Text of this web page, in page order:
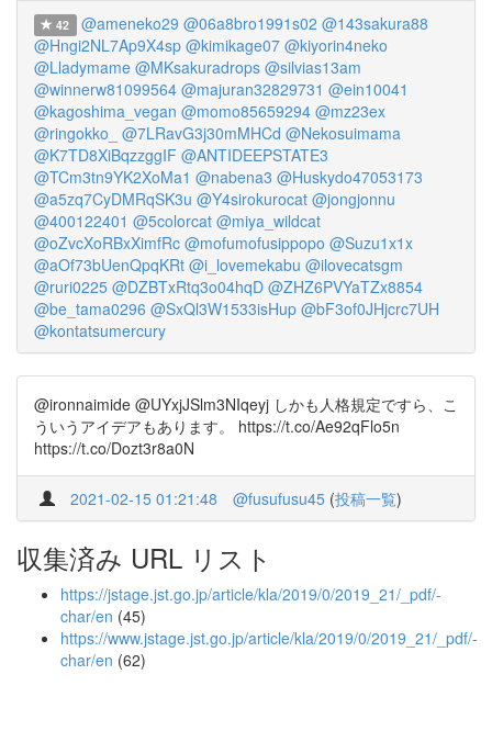
42 @ameneko29 @06a8bro1991s02 @143sakura88
@Hngi2NL7Ap9X4sp @kimikage07 @kiyorin4neko
@Lladymame @MKsakuradrops @silvias13am
@winnerw81099564 @majuran32829731 @ein10041
@kagoshima_vegan @momo85659294 @mz23ex
@ringokko_
@7LRavG3j30mMHCd @Nekosuimama
@K7TD8XiBqzzggIF @ANTIDEEPSTATE3
@TCm3tn9YK2XoMa1 @nabena3 @Huskydo47053173
@a5zq7CyDMRqSK3u @Y4sirokurocat @jongjonnu
@400122401 @5colorcat @miya_wildcat
@oZvcXoRBxXimfRc @mofumofusippopo @Suzu1x1x
@aOf73bUenQpqKRt @i_lovemekabu @ilovecatsgm
@ruri0225 @DZBTxRtq3o04hqD @ZHZ6PVYaTZx8854
@be_tama0296 @SxQl3W1533isHup @bF3of0JHjcrc7UH
@kontatsumercury
@ironnaimide @UYxjJSlm3NIqeyj しかも人格規定ですら、こ
ういうアイデアもあります。 https://t.co/Ae92qFlo5n
https://t.co/Dozt3r8a0N
2021-02-15 01:21:48 @fusufusu45 (投稿一覧)
収集済み URL リスト
https://jstage.jst.go.jp/article/kla/2019/0/2019_21/_pdf/-
char/en (45)
https://www.jstage.jst.go.jp/article/kla/2019/0/2019_21/_pdf/-
char/en (62)